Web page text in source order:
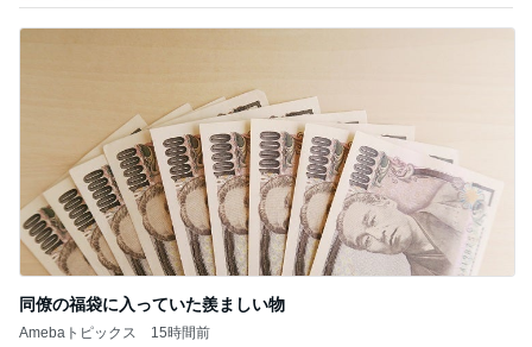
同僚の福袋に入っていた羨ましい物
Amebaトピックス 15時間前